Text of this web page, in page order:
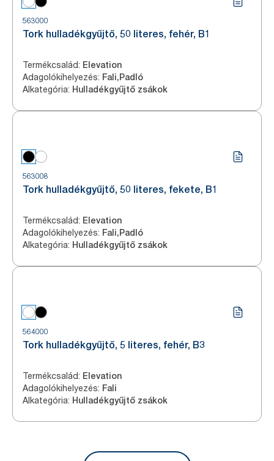
563000
Tork hulladékgyűjtő, 50 literes, fehér, B1
Termékcsalád: Elevation
Adagolókihelyezés: Fali,Padló
Alkategória: Hulladékgyűjtő zsákok
563008
Tork hulladékgyűjtő, 50 literes, fekete, B1
Termékcsalád: Elevation
Adagolókihelyezés: Fali,Padló
Alkategória: Hulladékgyűjtő zsákok
564000
Tork hulladékgyűjtő, 5 literes, fehér, B3
Termékcsalád: Elevation
Adagolókihelyezés: Fali
Alkategória: Hulladékgyűjtő zsákok